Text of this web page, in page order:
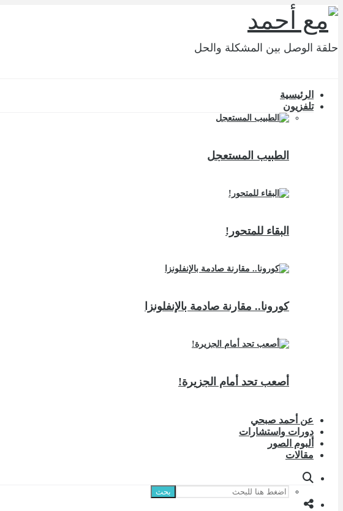
حلقة الوصل بين المشكلة والحل
الرئيسية
تلفزيون
الطبيب المستعجل
البقاء للمتحور!
كورونا.. مقارنة صادمة بالإنفلونزا
أصعب تحد أمام الجزيرة!
عن أحمد صبحي
دورات واستشارات
ألبوم الصور
مقالات
بحث